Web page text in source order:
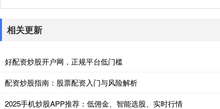
相关更新
好配资炒股开户网，正规平台低门槛
配资炒股指南：股票配资入门与风险解析
2025手机炒股APP推荐：低佣金、智能选股、实时行情